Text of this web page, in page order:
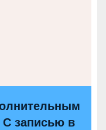
С записью в